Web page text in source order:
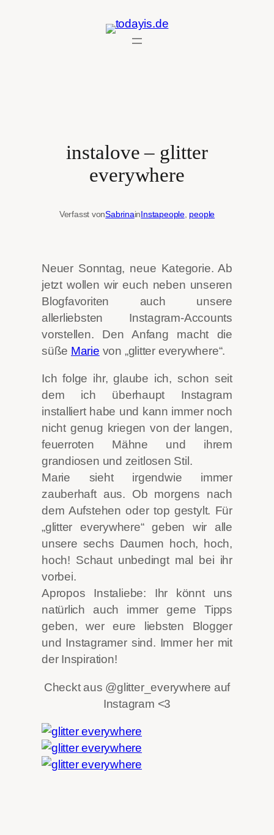
instalove – glitter
everywhere
Verfasst vonSabrinainInstapeople, people
Neuer Sonntag, neue Kategorie. Ab
jetzt wollen wir euch neben unseren
Blogfavoriten auch unsere
allerliebsten Instagram-Accounts
vorstellen. Den Anfang macht die
süße Marie von „glitter everywhere“.
Ich folge ihr, glaube ich, schon seit
dem ich überhaupt Instagram
installiert habe und kann immer noch
nicht genug kriegen von der langen,
feuerroten Mähne und ihrem
grandiosen und zeitlosen Stil.
Marie sieht irgendwie immer
zauberhaft aus. Ob morgens nach
dem Aufstehen oder top gestylt. Für
„glitter everywhere“ geben wir alle
unsere sechs Daumen hoch, hoch,
hoch! Schaut unbedingt mal bei ihr
vorbei.
Apropos Instaliebe: Ihr könnt uns
natürlich auch immer gerne Tipps
geben, wer eure liebsten Blogger
und Instagramer sind. Immer her mit
der Inspiration!
Checkt aus @glitter_everywhere auf
Instagram <3